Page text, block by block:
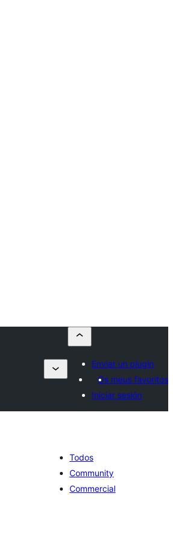
Enviar un plugin
Os meus favoritos
Iniciar sesión
Todos
Community
Commercial